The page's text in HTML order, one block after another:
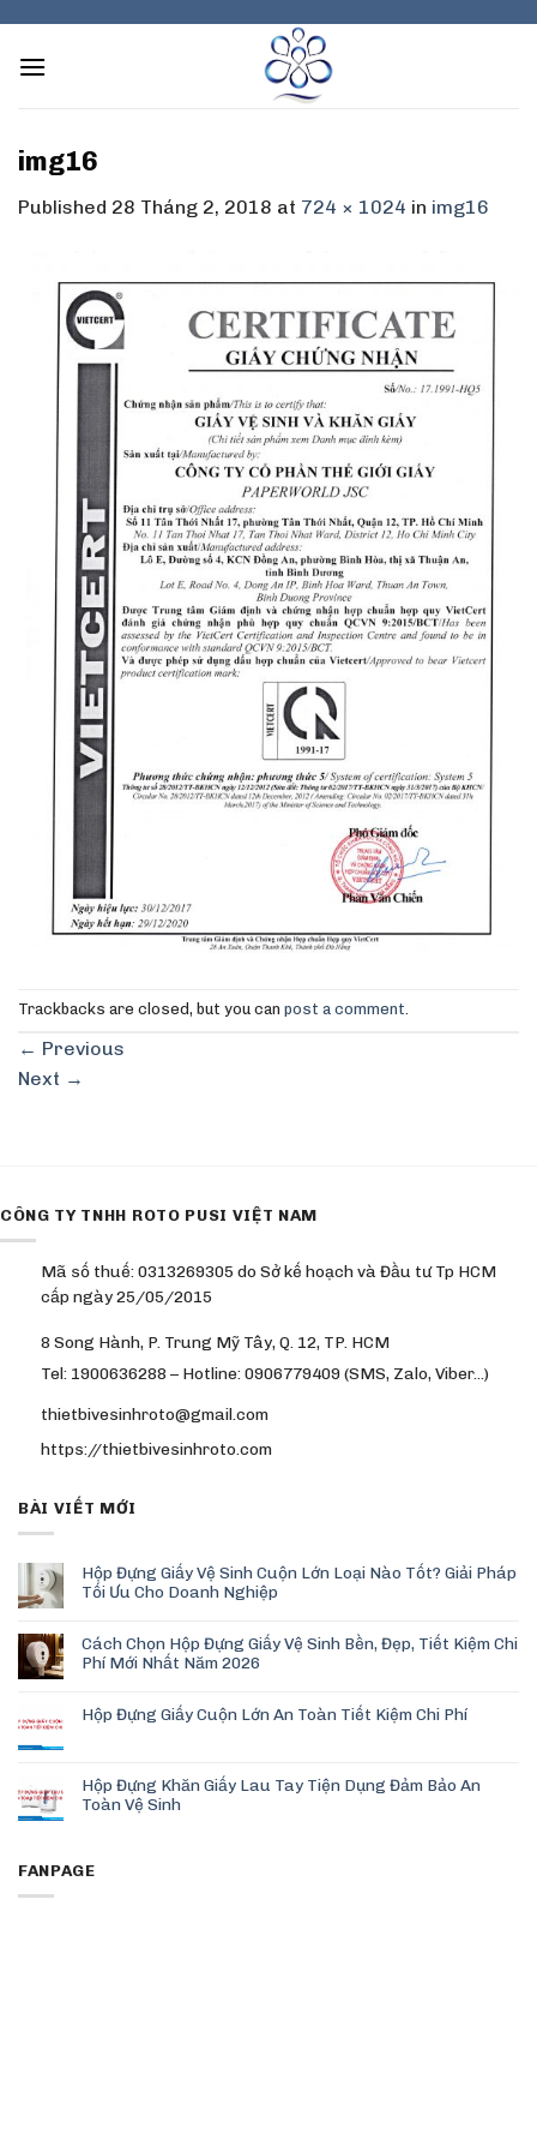
content
img16
Published 28 Tháng 2, 2018 at 724 × 1024 in img16
Trackbacks are closed, but you can post a comment.
← Previous
Next →
CÔNG TY TNHH ROTO PUSI VIỆT NAM
Mã số thuế: 0313269305 do Sở kế hoạch và Đầu tư Tp HCM
cấp ngày 25/05/2015
8 Song Hành, P. Trung Mỹ Tây, Q. 12, TP. HCM
Tel: 1900636288 – Hotline: 0906779409 (SMS, Zalo, Viber…)
thietbivesinhroto@gmail.com
https://thietbivesinhroto.com
BÀI VIẾT MỚI
Hộp Đựng Giấy Vệ Sinh Cuộn Lớn Loại Nào Tốt? Giải Pháp
Tối Ưu Cho Doanh Nghiệp
Cách Chọn Hộp Đựng Giấy Vệ Sinh Bền, Đẹp, Tiết Kiệm Chi
Phí Mới Nhất Năm 2026
Hộp Đựng Giấy Cuộn Lớn An Toàn Tiết Kiệm Chi Phí
Hộp Đựng Khăn Giấy Lau Tay Tiện Dụng Đảm Bảo An
Toàn Vệ Sinh
FANPAGE